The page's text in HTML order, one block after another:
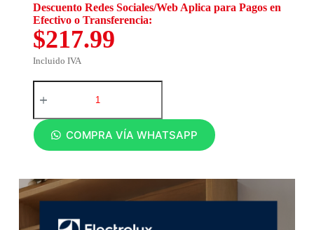
Descuento Redes Sociales/Web Aplica para Pagos en
Efectivo o Transferencia:
$217.99
Incluido IVA
COMPRA VÍA WHATSAPP